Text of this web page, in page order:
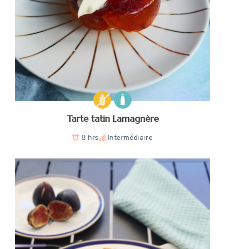
Tarte tatin Lamagnère
8 hrs Intermédiaire